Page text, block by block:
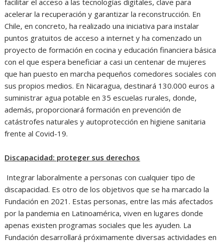
facilitar el acceso a las tecnologías digitales, clave para
acelerar la recuperación y garantizar la reconstrucción. En
Chile, en concreto, ha realizado una iniciativa para instalar
puntos gratuitos de acceso a internet y ha comenzado un
proyecto de formación en cocina y educación financiera básica
con el que espera beneficiar a casi un centenar de mujeres
que han puesto en marcha pequeños comedores sociales con
sus propios medios. En Nicaragua, destinará 130.000 euros a
suministrar agua potable en 35 escuelas rurales, donde,
además, proporcionará formación en prevención de
catástrofes naturales y autoprotección en higiene sanitaria
frente al Covid-19.
Discapacidad: proteger sus derechos
Integrar laboralmente a personas con cualquier tipo de
discapacidad. Es otro de los objetivos que se ha marcado la
Fundación en 2021. Estas personas, entre las más afectados
por la pandemia en Latinoamérica, viven en lugares donde
apenas existen programas sociales que les ayuden. La
Fundación desarrollará próximamente diversas actividades en